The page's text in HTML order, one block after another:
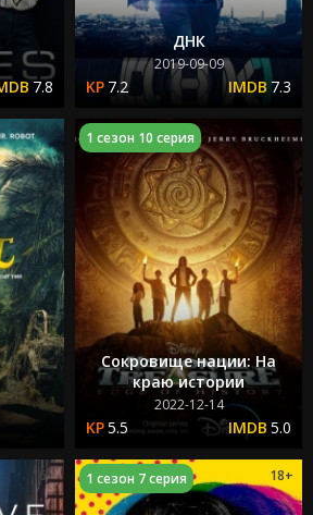
7.8
ДНК
2019-09-09
7.2 7.3
Сокровище нации: На
краю истории
2022-12-14
5.5 5.0
1 сезон 10 серия
16+ 1 сезон 7 серия 18+